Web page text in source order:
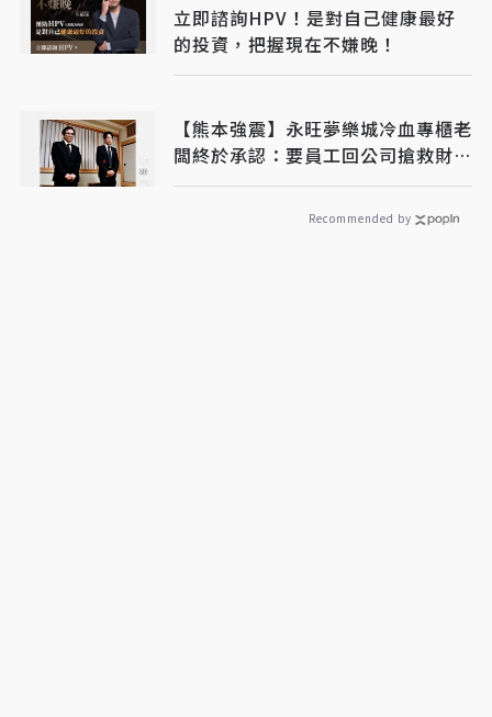
立即諮詢HPV！是對自己健康最好
的投資，把握現在不嫌晚！
【熊本強震】永旺夢樂城冷血專櫃老
闆終於承認：要員工回公司搶救財務
才導致死亡
Recommended by